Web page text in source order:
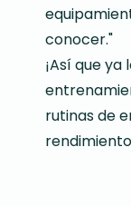
conocer."
¡Así que
rutinas de